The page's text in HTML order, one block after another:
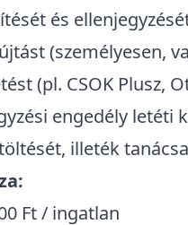
és
(személyesen,
(pl. CSOK Plusz,
engedély letéti
illeték
Ft / ingatlan